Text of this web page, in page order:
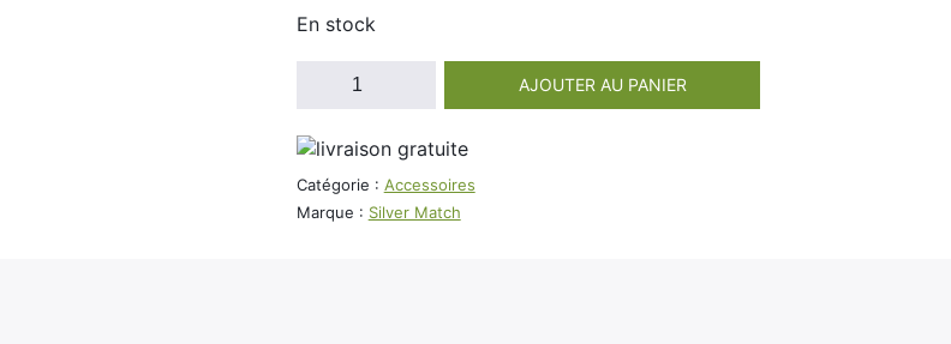
En stock
quantité
Gaz
Briquet
300ml
AJOUTER AU PANIER
Catégorie : Accessoires
Marque : Silver Match